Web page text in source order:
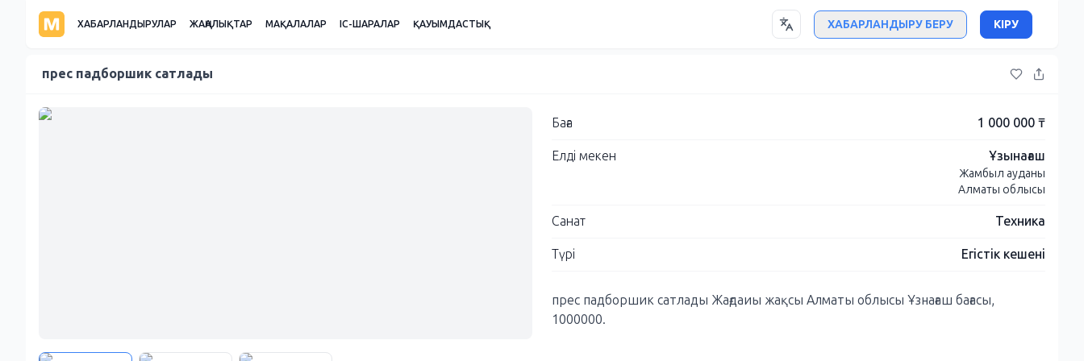
ХАБАРЛАНДЫРУЛАР ЖАҢАЛЫҚТАР МАҚАЛАЛАР ІС-ШАРАЛАР ҚАУЫМДАСТЫҚ ХАБАРЛАНДЫРУ БЕРУ КІРУ
прес падборшик сатлады
Баға 1 000 000 ₸
Елді мекен Ұзынағаш
Жамбыл ауданы
Алматы облысы
Санат Техника
Түрі Егістік кешені
прес падборшик сатлады Жағдаиы жақсы Алматы облысы Ұзнағаш бағасы,
1000000.